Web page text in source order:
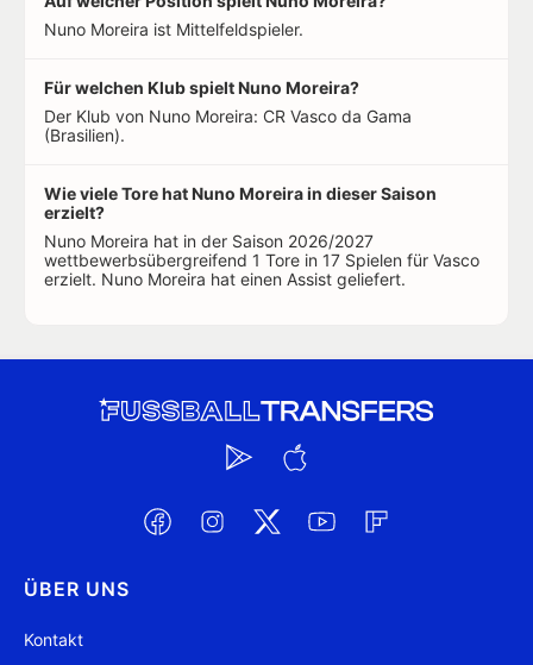
Nuno Moreira ist Mittelfeldspieler.
Für welchen Klub spielt Nuno Moreira?
Der Klub von Nuno Moreira: CR Vasco da Gama
(Brasilien).
Wie viele Tore hat Nuno Moreira in dieser Saison
erzielt?
Nuno Moreira hat in der Saison 2026/2027
wettbewerbsübergreifend 1 Tore in 17 Spielen für Vasco
erzielt. Nuno Moreira hat einen Assist geliefert.
ÜBER UNS
Kontakt